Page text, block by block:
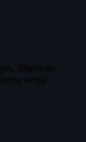
Silahkan
anda